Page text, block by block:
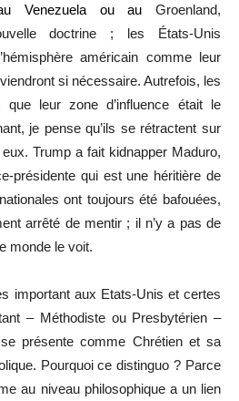
Venezuela ou au Groenland,
doctrine ; les États-Unis
américain comme leur
si nécessaire. Autrefois, les
que leur zone d’influence était le
je pense qu’ils se rétractent sur
Trump a fait kidnapper Maduro,
présidente qui est une héritière de
ont toujours été bafouées,
arrêté de mentir ; il n’y a pas de
monde le voit.
important aux Etats-Unis et certes
– Méthodiste ou Presbytérien –
se présente comme Chrétien et sa
Pourquoi ce distinguo ? Parce
au niveau philosophique a un lien